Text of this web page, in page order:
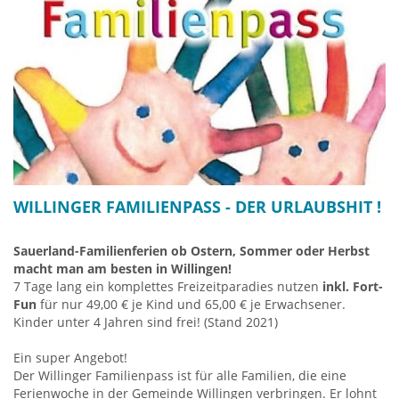
Bike-Week Willingen - das (Harley-Davidson
Mototrradtreffen)
Seit 2016 findet in Willingen
jedes Jahr am zweiten Juli
Wochenende
(Do-So) ein ganz besonderes Motorrad-Event
statt. Zuletzt über 15.000 Harley-Davidson-Freaks und
Besucher lassen das Spektakel zum größten Harley-Meeting
zwischen Hamburg und Faaker See werden.
Es gibtdrei Open-Air Bühnenund eingroßes Zeltmit cooler
Verkaufsständen für alle technischen- optischen- und
Bekleidungs-Assecoires, die das Herz einen jeden Harley-Fans
höher schlagen lassen.
Keine Angst vor den Wilden Kerlen - dieseskostenlose
für willkommene Zuschauer ohne Motorrad ein besonderes
Erlebnis - also auf nach Willingen zur Bike-Week!
WILLINGER FAMILIENPASS - DER URLAUBSHIT !
Sauerland-Familienferien ob Ostern, Sommer oder Herbst
macht man am besten in Willingen!
7 Tage lang ein komplettes Freizeitparadies nutzen inkl. Fort-
Fun für nur 49,00 € je Kind und 65,00 € je Erwachsener.
Kinder unter 4 Jahren sind frei! (Stand 2021)
Ein super Angebot!
Der Willinger Familienpass ist für alle Familien, die eine
Ferienwoche in der Gemeinde Willingen verbringen. Er lohnt